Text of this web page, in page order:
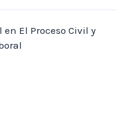
135
en materia
por el decisorio 137
o
El Proceso Civil y